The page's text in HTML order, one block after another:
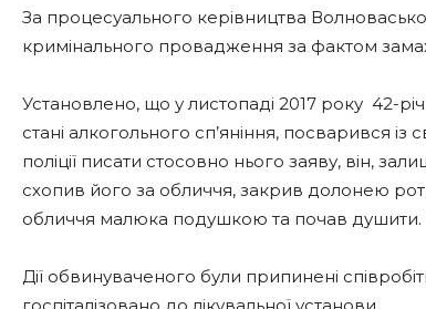
За процесуального керівництва
кримінального провадження за фактом
Установлено, що у листопаді 2017 року 42-
стані алкогольного сп’яніння, посварився
поліції писати стосовно нього заяву, він,
схопив його за обличчя, закрив долонею
обличчя малюка подушкою та почав душити.
Дії обвинуваченого були припинені